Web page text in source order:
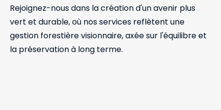
Rejoignez-nous dans la création d'un avenir plus
vert et durable, où nos services reflètent une
gestion forestière visionnaire, axée sur l'équilibre et
la préservation à long terme.